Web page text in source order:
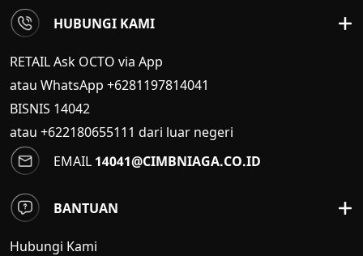
HUBUNGI KAMI
RETAIL Ask OCTO via App
atau WhatsApp +6281197814041
BISNIS 14042
atau +622180655111 dari luar negeri
EMAIL 14041@CIMBNIAGA.CO.ID
BANTUAN
Hubungi Kami